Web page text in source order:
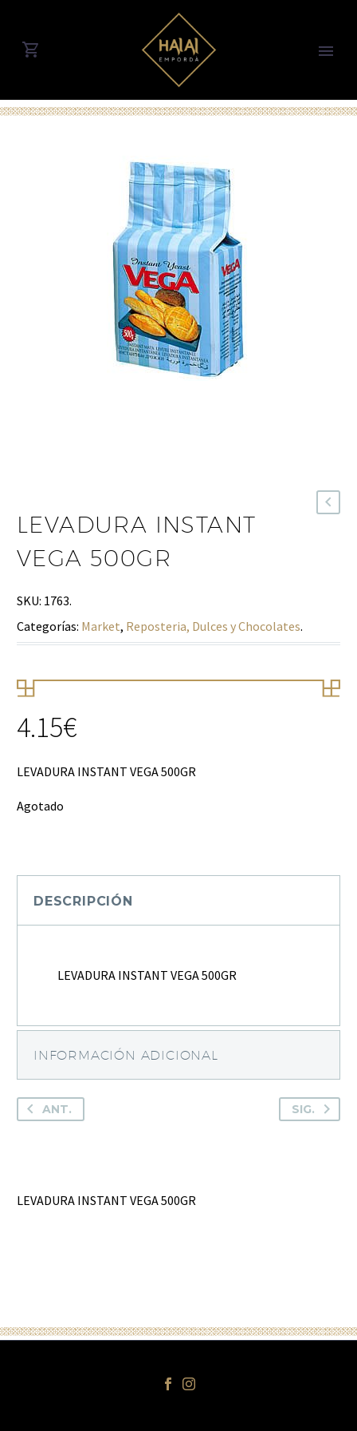
LEVADURA INSTANT
VEGA 500GR
SKU: 1763.
Categorías: Market, Reposteria, Dulces y Chocolates.
4.15€
LEVADURA INSTANT VEGA 500GR
Agotado
DESCRIPCIÓN
LEVADURA INSTANT VEGA 500GR
INFORMACIÓN ADICIONAL
ANT. SIG.
LEVADURA INSTANT VEGA 500GR